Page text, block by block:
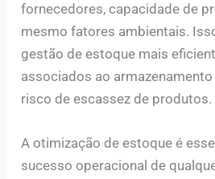
fornecedores, capacidade de
mesmo fatores ambientais.
gestão de estoque mais
associados ao
risco de escassez de produtos.
A otimização de estoque é
sucesso operacional de